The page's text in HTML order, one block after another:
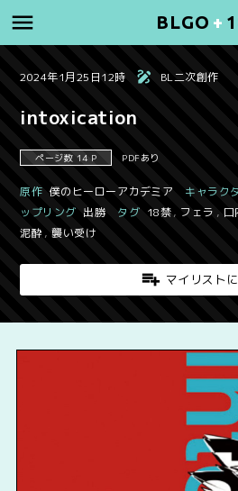
BLGO +
2024年1月25日12時 BL二次創作
intoxication
ページ数 14 P PDFあり
原作 僕のヒーローアカデミア キャラク
ップリング 出勝 タグ 18禁, フェラ , 口
泥酔 ,襲い受け
マイリスト